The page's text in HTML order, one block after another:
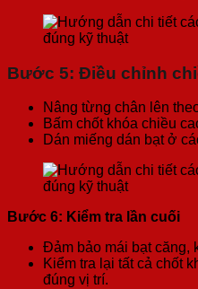
Bước 5: Điều chỉnh
Nâng từng chân lên
Bấm chốt khóa chiều
Dán miếng dán bạt ở
Bước 6: Kiểm tra lần cuối
Đảm bảo mái bạt căng,
Kiểm tra lại tất cả chốt
đúng vị trí.